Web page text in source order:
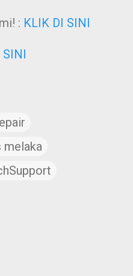
: KLIK DI SINI
SINI
melaka